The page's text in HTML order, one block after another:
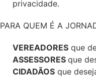
privacidade.
PARA QUEM É A
VEREADORES que
ASSESSORES que
CIDADÃOS que